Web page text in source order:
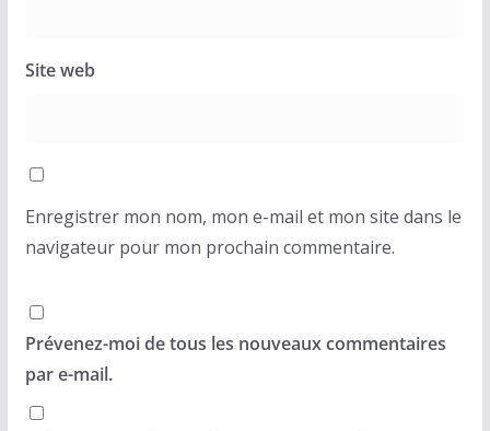
Site web
Enregistrer mon nom, mon e-mail et mon site dans le
navigateur pour mon prochain commentaire.
Prévenez-moi de tous les nouveaux commentaires
par e-mail.